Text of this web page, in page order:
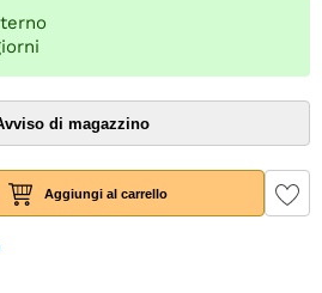
di magazzino
Aggiungi al carrello